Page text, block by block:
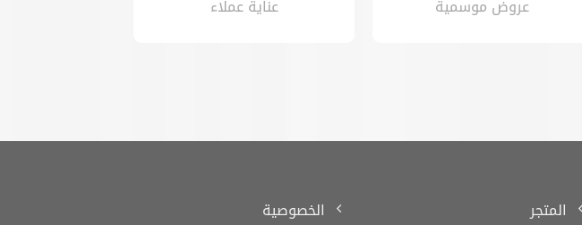
عروض موسمية عناية عملاء
المتجر
الخصوصية